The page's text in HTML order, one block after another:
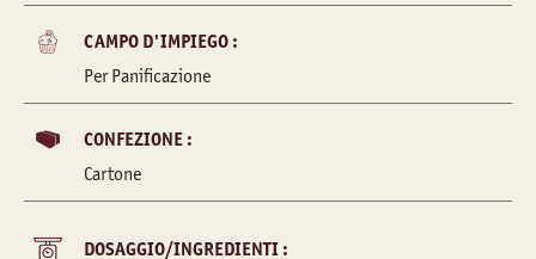
CAMPO D'IMPIEGO :
Per Panificazione
CONFEZIONE :
Cartone
DOSAGGIO/INGREDIENTI :